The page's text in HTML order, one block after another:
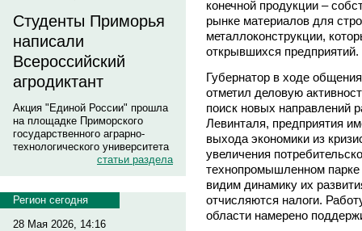
Студенты Приморья
написали
Всероссийский
агродиктант
Акция "Единой России" прошла
на площадке Приморского
государственного аграрно-
технологического университета
статьи раздела
Регион сегодня
28 Мая 2026, 14:16
конечной продукции –
рынке материалов для
металлоконструкции,
открывшихся предприятий.
Губернатор в ходе
отметил деловую
поиск новых направлений
Левинталя, предприятия
выхода экономики из
увеличения
технопромышленном
видим динамику их
отчисляются налоги.
области намерено